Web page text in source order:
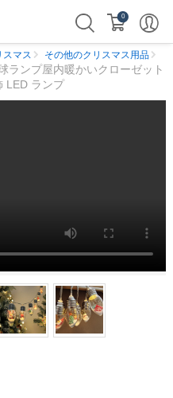
0
スマス その他のクリスマス用品
ランプ屋内暖かいクローゼット
LED ランプ